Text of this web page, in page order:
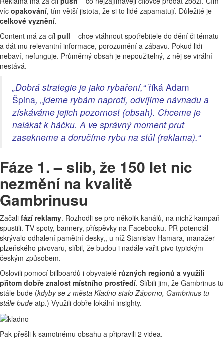
víc opakování, tím větší jistota, že si to lidé zapamatují. Důležité je
celkové vyznění.
Content má za cíl pull – chce vtáhnout spotřebitele do dění či tématu
a dát mu relevantní informace, porozumění a zábavu. Pokud lidi
nebaví, nefunguje. Průměrný obsah je nepoužitelný, z něj se virální
nestává.
„Dobrá strategie je jako rybaření,“říká Adam
Špina, „jdeme rybám naproti, odvíjíme návnadu a
získáváme jejich pozornost (obsah). Chceme je
nalákat k háčku. A ve správný moment prut
zasekneme a doručíme rybu na stůl (reklama).“
Fáze 1. – slib, že 150 let nic
nezmění na kvalitě
Gambrinusu
Začali fází reklamy. Rozhodli se pro několik kanálů, na nichž kampaň
spustili. TV spoty, bannery, příspěvky na Facebooku. PR potenciál
skrývalo odhalení pamětní desky,, u níž Stanislav Hamara, manažer
plzeňského pivovaru, slíbil, že budou i nadále vařit pivo typickým
českým způsobem.
Oslovili pomocí billboardů i obyvatelé různých regionů a využili
přitom dobře znalost místního prostředí. Slíbili jim, že Gambrinus tu
stále bude (kdyby se z města Kladno stalo Záporno, Gambrinus tu
stále bude atp.) Využili dobře lokální insighty.
Pak přešli k samotnému obsahu a připravili 2 videa.